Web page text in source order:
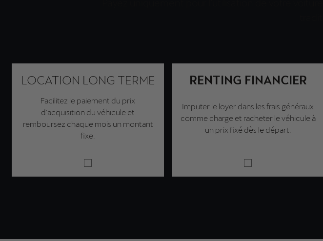
LOCATION LONG TERME
Facilitez le paiement du prix
d'acquisition du véhicule et
remboursez chaque mois un montant
fixe.
RENTING FINANCIER
Imputer le loyer dans les frais généraux
comme charge et racheter le véhicule à
un prix fixé dès le départ.